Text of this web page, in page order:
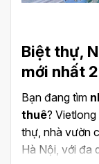
Biệt thự,
mới nhất
Bạn đang tìm
thuê?
thự, nhà vườn
Hà Nội, với đa